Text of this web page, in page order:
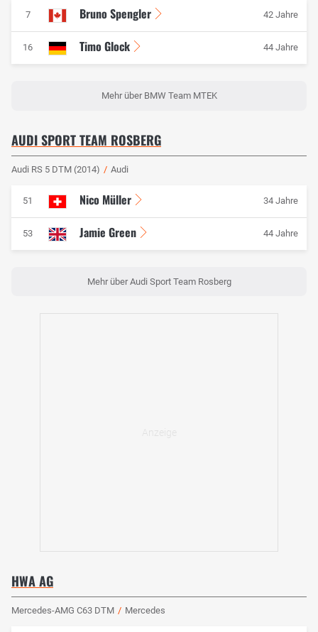
7 Bruno Spengler 42 Jahre
16 Timo Glock 44 Jahre
Mehr über BMW Team MTEK
AUDI SPORT TEAM ROSBERG
Audi RS 5 DTM (2014) / Audi
51 Nico Müller 34 Jahre
53 Jamie Green 44 Jahre
Mehr über Audi Sport Team Rosberg
HWA AG
Mercedes-AMG C63 DTM / Mercedes